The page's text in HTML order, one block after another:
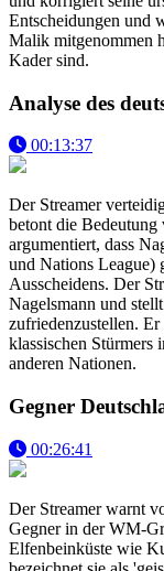
Entscheidungen und
Malik mitgenommen
Kader sind.
Analyse des
00:13:37
Der Streamer
betont die
argumentiert, dass
und Nations League)
Ausscheidens. Der
Nagelsmann und
zufriedenzustellen.
klassischen Stürmers
anderen Nationen.
Gegner
00:26:41
Der Streamer warnt
Gegner in der WM-
Elfenbeinküste wie